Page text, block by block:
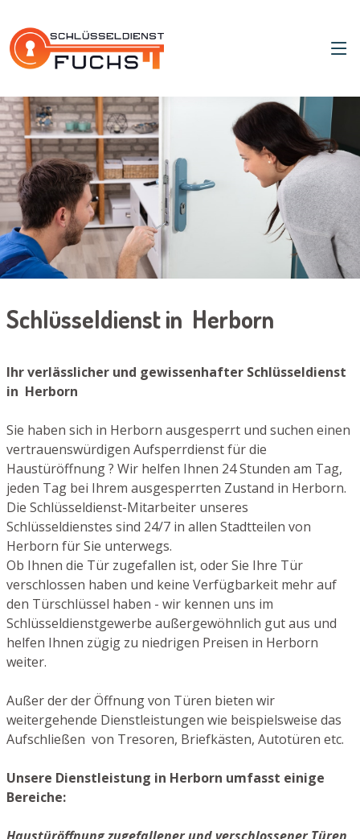
Schlüsseldienst in Herborn
Ihr verlässlicher und gewissenhafter Schlüsseldienst
in Herborn
Sie haben sich in Herborn ausgesperrt und suchen einen
vertrauenswürdigen Aufsperrdienst für die
Haustüröffnung ? Wir helfen Ihnen 24 Stunden am Tag,
jeden Tag bei Ihrem ausgesperrten Zustand in Herborn.
Die Schlüsseldienst-Mitarbeiter unseres
Schlüsseldienstes sind 24/7 in allen Stadtteilen von
Herborn für Sie unterwegs.
Ob Ihnen die Tür zugefallen ist, oder Sie Ihre Tür
verschlossen haben und keine Verfügbarkeit mehr auf
den Türschlüssel haben - wir kennen uns im
Schlüsseldienstgewerbe außergewöhnlich gut aus und
helfen Ihnen zügig zu niedrigen Preisen in Herborn
weiter.
Außer der der Öffnung von Türen bieten wir
weitergehende Dienstleistungen wie beispielsweise das
Aufschließen von Tresoren, Briefkästen, Autotüren etc.
Unsere Dienstleistung in Herborn umfasst einige
Bereiche: